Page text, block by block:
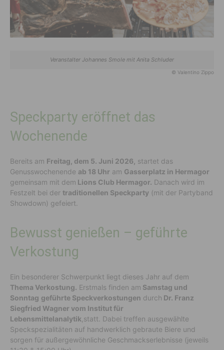
Veranstalter Johannes Smole mit Anita Schluder
© Valentino Zippo
Speckparty eröffnet das
Wochenende
Bereits am Freitag, dem 5. Juni 2026, startet das
Genusswochenende ab 18 Uhr am Gasserplatz in Hermagor
gemeinsam mit dem Lions Club Hermagor. Danach wird im
Festzelt bei der traditionellen Speckparty (mit der Partyband
Showdown) gefeiert.
Bewusst genießen – geführte
Verkostung
Ein besonderer Schwerpunkt liegt dieses Jahr auf dem
Thema Verkostung. Erstmals finden am Samstag und
Sonntag geführte Speckverkostungen durch Dr. Franz
Siegfried Wagner vom Institut für
Lebensmittelanalytik statt. Dabei treffen ausgewählte
Speckspezialitäten auf handwerklich gebraute Biere und
sorgen für außergewöhnliche Geschmackserlebnisse (jeweils